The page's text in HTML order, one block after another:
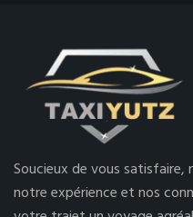
Soucieux de vous
notre expérience et nos